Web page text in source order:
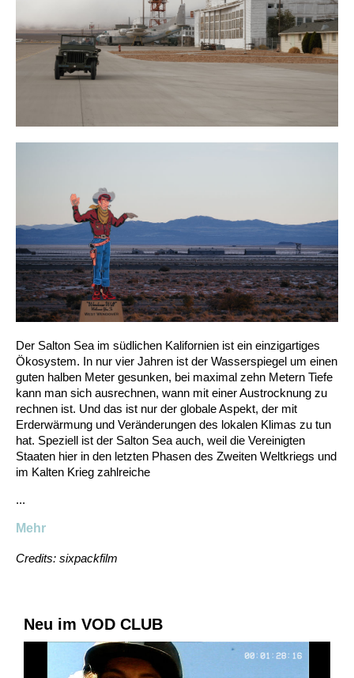
Der Salton Sea im südlichen Kalifornien ist ein einzigartiges
Ökosystem. In nur vier Jahren ist der Wasserspiegel um einen
guten halben Meter gesunken, bei maximal zehn Metern Tiefe
kann man sich ausrechnen, wann mit einer Austrocknung zu
rechnen ist. Und das ist nur der globale Aspekt, der mit
Erderwärmung und Veränderungen des lokalen Klimas zu tun
hat. Speziell ist der Salton Sea auch, weil die Vereinigten
Staaten hier in den letzten Phasen des Zweiten Weltkriegs und
im Kalten Krieg zahlreiche
...
Mehr
Credits: sixpackfilm
Neu im VOD CLUB